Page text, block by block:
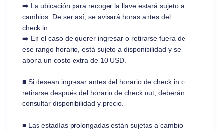
➡️ La ubicación para recoger la llave estará sujeto a
cambios. De ser así, se avisará horas antes del
check in.
➡️ En el caso de querer ingresar o retirarse fuera de
ese rango horario, está sujeto a disponibilidad y se
abona un costo extra de 10 USD.
■ Si desean ingresar antes del horario de check in o
retirarse después del horario de check out, deberán
consultar disponibilidad y precio.
■ Las estadías prolongadas están sujetas a cambio